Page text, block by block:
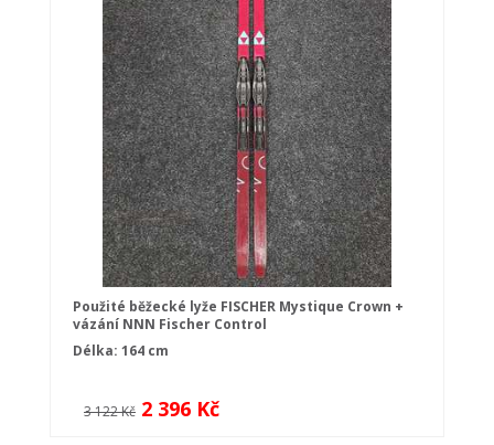
Použité běžecké lyže FISCHER Mystique Crown +
vázání NNN Fischer Control
Délka: 164 cm
3 122 Kč 2 396 Kč